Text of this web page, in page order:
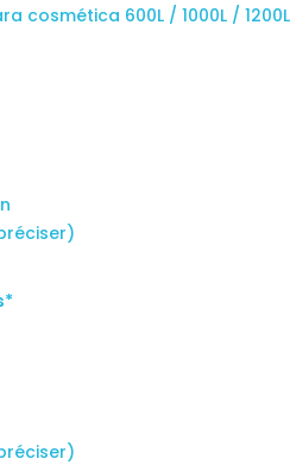
cosmética 600L / 1000L /